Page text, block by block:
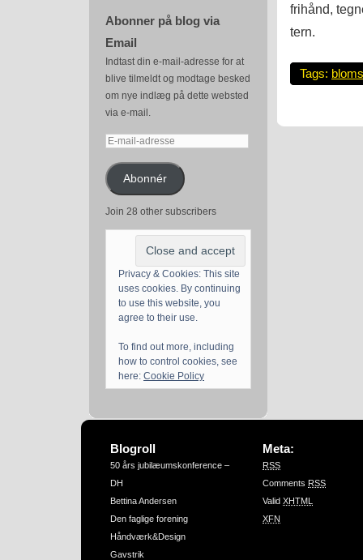
Abonner på blog via
Email
Indtast din e-mail-adresse for at
blive tilmeldt og modtage besked
om nye indlæg på dette websted
via e-mail.
E-
adresseAbonnér
Join 28 other subscribers
Privacy & Cookies: This site
uses cookies. By continuing
to use this website, you
agree to their use.
To find out more, including
how to control cookies, see
here: Cookie Policy
frihånd,
tern.
Tags:
Blogroll
50 års jubilæumskonference –
DH
Bettina Andersen
Den faglige forening
Håndværk&Design
Gavstrik
Meta:
RSS
Comments RSS
Valid XHTML
XFN